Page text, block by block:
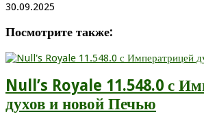
30.09.2025
Посмотрите также:
Null’s Royale 11.548.0 с
духов и новой Печью